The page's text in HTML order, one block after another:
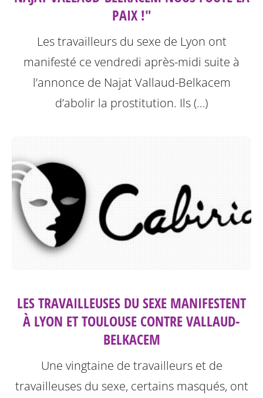
PAIX !"
Les travailleurs du sexe de Lyon ont
manifesté ce vendredi après-midi suite à
l’annonce de Najat Vallaud-Belkacem
d’abolir la prostitution. Ils (…)
LES TRAVAILLEUSES DU SEXE MANIFESTENT
À LYON ET TOULOUSE CONTRE VALLAUD-
BELKACEM
Une vingtaine de travailleurs et de
travailleuses du sexe, certains masqués, ont